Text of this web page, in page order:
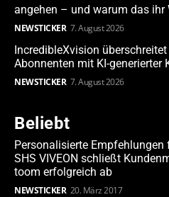
angehen – und warum das
NEWSTICKER 7. August 2026
IncredibleXvision
Abonnenten mit KI-generierter
NEWSTICKER 7. August 2026
Beliebt
Personalisierte
SHS VIVEON schließt
toom erfolgreich ab
NEWSTICKER 20. März 2017